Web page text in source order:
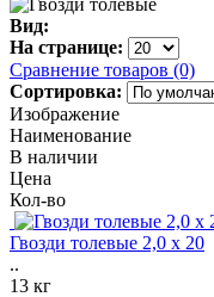
Вид:
На странице:
Сравнение товаров (0)
Сортировка:
Изображение
Наименование
В наличии
Цена
Кол-во
Гвозди толевые 2,0 х 20
..
13 кг